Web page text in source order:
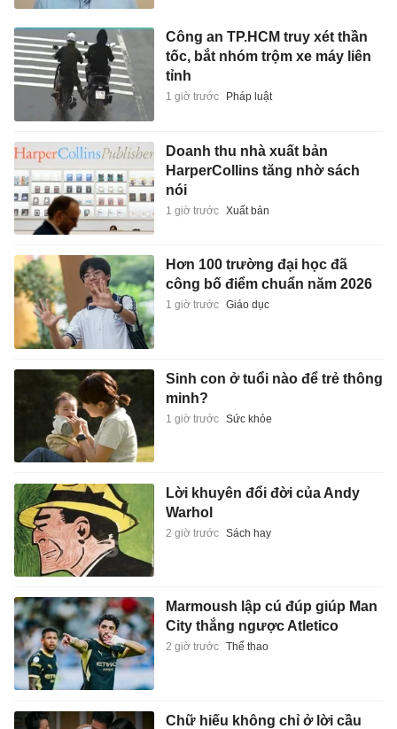
Công an TP.HCM truy xét thần
tốc, bắt nhóm trộm xe máy liên
tỉnh
1 giờ trước Pháp luật
Doanh thu nhà xuất bản
HarperCollins tăng nhờ sách
nói
1 giờ trước Xuất bản
Hơn 100 trường đại học đã
công bố điểm chuẩn năm 2026
1 giờ trước Giáo dục
Sinh con ở tuổi nào để trẻ thông
minh?
1 giờ trước Sức khỏe
Lời khuyên đổi đời của Andy
Warhol
2 giờ trước Sách hay
Marmoush lập cú đúp giúp Man
City thắng ngược Atletico
2 giờ trước Thể thao
Chữ hiếu không chỉ ở lời cầu